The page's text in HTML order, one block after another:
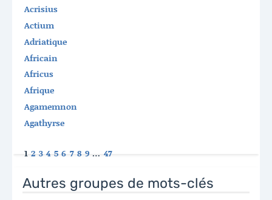
Acrisius
Actium
Adriatique
Africain
Africus
Afrique
Agamemnon
Agathyrse
1 2 3 4 5 6 7 8 9 … 47
Autres groupes de mots-clés